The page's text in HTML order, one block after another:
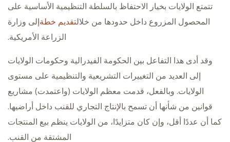
تتمتع الولايات بخيار الاحتفاظ بالسلطة التنظيمية الأساسية على
المحصول المزروع داخل حدودها من خلالتقديم خطةإلى وزارة
الزراعة الأمريكية.
وقد أدى هذا التفاعل بين الحكومة الفيدرالية وحكومات الولايات
إلى العديد من التغييرات التشريعية والتنظيمية على مستوى
الولايات. وبالفعل، قدمت معظم الولايات (واعتمدت) مشاريع
قوانين من شأنها أن تسمح بالإنتاج التجاري للقنب داخل أراضيها.
كما أن عددًا أقل، وإن كان متزايدًا، من الولايات ينظم بيع المنتجات
المشتقة من القنب.